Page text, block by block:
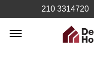
210 3314720